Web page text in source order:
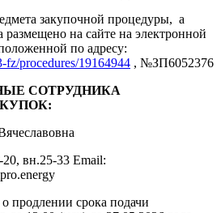
закупочной процедуры, а
на сайте на электронной
по адресу:
procedures/19164944 , №ЗП6052376
СОТРУДНИКА
вн.25-33 Email:
продлении срока подачи